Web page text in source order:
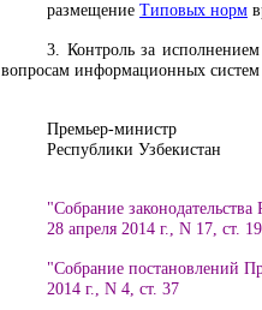
размещение Типовых норм
3. Контроль за
вопросам информационных
Премьер-министр
Республики
"Собрание
28 апреля 2014 г., N 17, ст.
"Собрание постановлений
2014 г., N 4, ст. 37